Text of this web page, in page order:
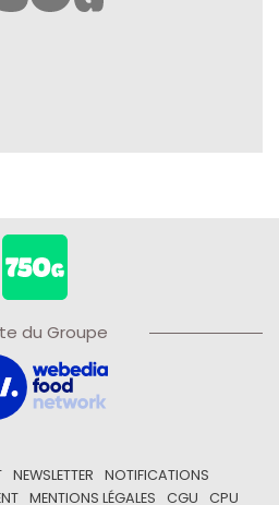
du Groupe
NEWSLETTER
NOTIFICATIONS
MENTIONS LÉGALES CGU CPU